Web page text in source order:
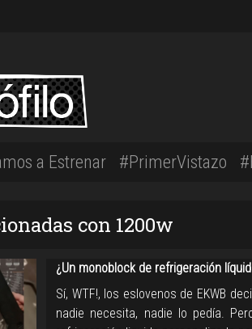
a Estrenar #PrimerVistazo
con 1200w
¿Un monoblock de refrigeración
Sí, WTF!, los eslovenos de EKWB
nadie necesita, nadie lo pedía.